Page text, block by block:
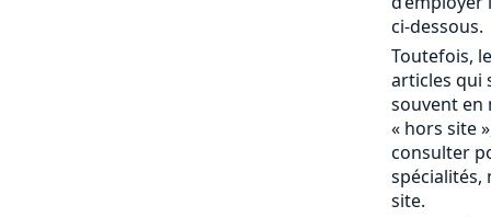
ci-dessous.
Toutefois,
articles qui
souvent en
« hors site
consulter
spécialités,
site.